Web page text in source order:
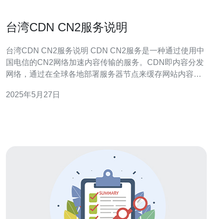
台湾CDN CN2服务说明
台湾CDN CN2服务说明 CDN CN2服务是一种通过使用中
国电信的CN2网络加速内容传输的服务。CDN即内容分发
网络，通过在全球各地部署服务器节点来缓存网站内容，
络，能够提供更快的连接速度和更稳定的网络环境。 选择
2025年5月27日